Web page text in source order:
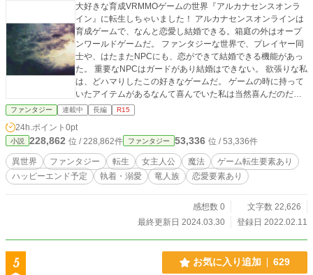
大好きな育成VRMMOゲームの世界『アルカナセンスオンラ
イン』に転生しちゃいました！ アルカナセンスオンラインは
育成ゲームで、なんと恋愛し結婚できる。箱庭の外はオープ
ンワールドゲームだ。 ファンタジーな世界で、プレイヤー同
士や、はたまたNPCにも、恋ができて結婚できる機能があっ
た。 重要なNPCはガードがあり結婚はできない。 欲張りな私
は、どハマりしたこの好きなゲームだ。 ゲームの時に持って
いたアイテムがあるなんて喜んでいた私は当然喜んだのだけ
ど…… 魔法があり、スキルが優先し尊ばれるファンタジーの
世界。 愕然としながらもいいや1人で生きようと諦めた私に
待っていた者とは…… ＊＊＊＊＊ 主には不定期更新です。
（19時超えてもなかったらお休みになります。） この物語
は、主人公が軽く犯罪も必要に応じて行なっている事もあり
ますが、法律・法令に反する行為を容認・推奨するものでは
ありません。 そして、これはフィクションであり、実在する
ベルの表紙はフリー素材のを使用させて頂いております。）
拙い文ですがそれでもいいよって方は見てね！
ファンタジー 連載中 長編 R15
24h.ポイント 0pt
小説 228,862 位 / 228,862件 ファンタジー 53,336 位 / 53,336件
異世界 ファンタジー 転生 女主人公 魔法
ゲーム転生要素あり
ハッピーエンド予定
執着・溺愛 竜人族 恋愛要素あり
感想数 0
文字数 22,626
最終更新日 2024.03.30
登録日 2022.02.11
5 お気に入り追加 629